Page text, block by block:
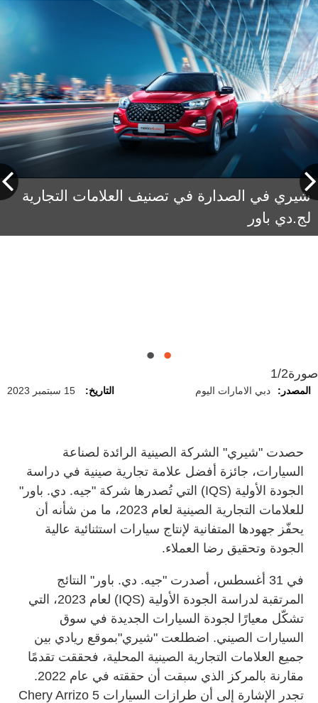
شيري في الصدارة في تصنيف العلامات التجارية
لج.دي باور
صورة1/2
المصدر: دبي الامارات اليوم التاريخ: 15 سبتمبر 2023
حصدت "شيري" الشركة الصينية الرائدة لصناعة
السيارات، جائزة أفضل علامة تجارية صينية في دراسة
الجودة الأولية (IQS) التي تُصدرها شركة "جيه. دي. باور"
للعلامات التجارية الصينية لعام 2023، ما من شأنه أن
يحفّز جهودها المتفانية لإنتاج سيارات استثنائية عالية
الجودة وتحقيق رضا العملاء.
في 31 أغسطس، أصدرت "جيه. دي. باور" النتائج
المرتقبة لدراسة الجودة الأولية (IQS) لعام 2023، التي
تشكّل معيارًا لجودة السيارات الجديدة في سوق
السيارات الصيني. اضطلعت "شيري"بموقع ريادي بين
جميع العلامات التجارية الصينية المحلية، فحققت تقدمًا
مقارنة بالمركز الذي سبقت أن حققته في عام 2022.
تجدر الإشارة إلى أن طرازات السيارات Chery Arrizo 5